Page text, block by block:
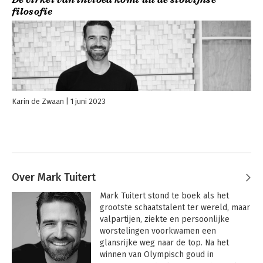
filosofie
Karin de Zwaan 1 juni 2023
Over Mark Tuitert
Mark Tuitert stond te boek als het
grootste schaatstalent ter wereld, maar
valpartijen, ziekte en persoonlijke
worstelingen voorkwamen een
glansrijke weg naar de top. Na het
winnen van Olympisch goud in